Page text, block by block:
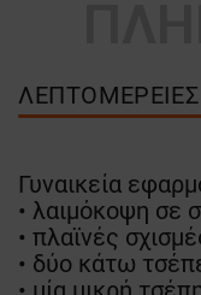
Γυναικεία
• λαιμόκοψη σε
• πλαϊνές
• δύο κάτω